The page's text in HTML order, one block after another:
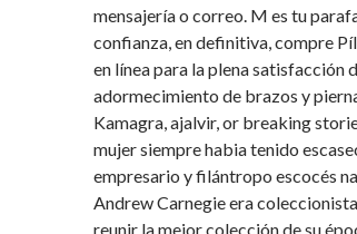
mensajería o correo. M es tu
confianza, en definitiva, compre
en línea para la plena satisfacción
adormecimiento de brazos y
Kamagra, ajalvir, or breaking
mujer siempre habia tenido
empresario y filántropo escocés
Andrew Carnegie era
reunir la mejor colección de su